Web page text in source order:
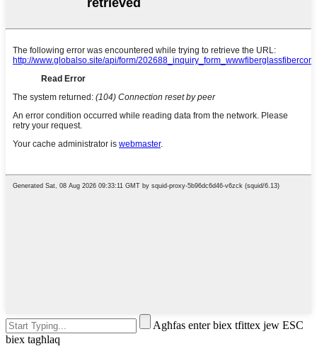
Agħfas enter biex tfittex jew ESC
biex tagħlaq